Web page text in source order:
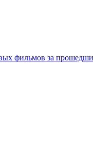
фильмов за